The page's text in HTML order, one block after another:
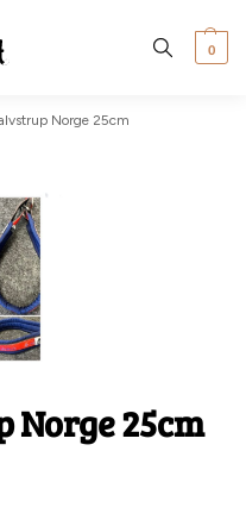
0
Norge 25cm
Norge 25cm